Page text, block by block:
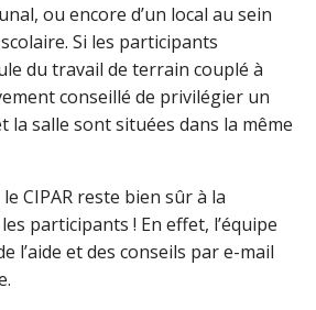
ou encore d’un local au sein
Si les participants
du travail de terrain couplé à
conseillé de privilégier un
la salle sont situées dans la même
CIPAR reste bien sûr à la
participants ! En effet, l’équipe
l’aide et des conseils par e-mail